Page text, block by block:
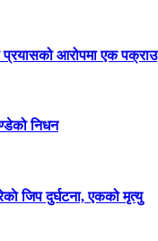
प्रयासको आरोपमा एक पक्राउ
निधन
जिप दुर्घटना, एकको मृत्यु